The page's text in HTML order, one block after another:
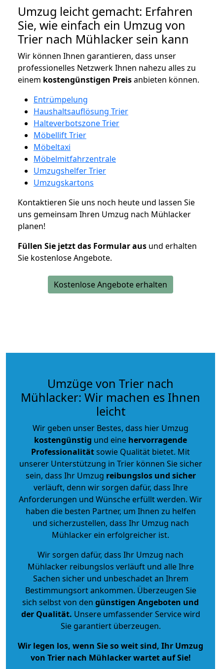
Umzug leicht gemacht: Erfahren
Sie, wie einfach ein Umzug von
Trier nach Mühlacker sein kann
Wir können Ihnen garantieren, dass unser
professionelles Netzwerk Ihnen nahezu alles zu
einem kostengünstigen Preisanbieten können.
Entrümpelung
Haushaltsauflösung Trier
Halteverbotszone Trier
Möbellift Trier
Möbeltaxi
Möbelmitfahrzentrale
Umzugshelfer Trier
Umzugskartons
Kontaktieren Sie uns noch heute und lassen Sie
uns gemeinsam Ihren Umzug nach Mühlacker
planen!
Füllen Sie jetzt das Formular aus und erhalten
Sie kostenlose Angebote.
Kostenlose Angebote erhalten
Umzüge von Trier nach
Mühlacker: Wir machen es Ihnen
leicht
Wir geben unser Bestes, dass hier Umzug
kostengünstig und eine hervorragende
Professionalitätsowie Qualität bietet. Mit
unserer Unterstützung in Trier können Sie sicher
sein, dass Ihr Umzug reibungslos und sicher
verläuft, denn wir sorgen dafür, dass Ihre
Anforderungen und Wünsche erfüllt werden. Wir
haben die besten Partner, um Ihnen zu helfen
und sicherzustellen, dass Ihr Umzug nach
Mühlacker ein erfolgreicher ist.
Wir sorgen dafür, dass Ihr Umzug nach
Mühlacker reibungslos verläuft und alle Ihre
Sachen sicher und unbeschadet an Ihrem
Bestimmungsort ankommen. Überzeugen Sie
sich selbst von den günstigen Angeboten und
der Qualität. Unsere umfassender Service wird
Sie garantiert überzeugen.
Wir legen los, wenn Sie so weit sind, Ihr Umzug
von Trier nach Mühlacker wartet auf Sie!